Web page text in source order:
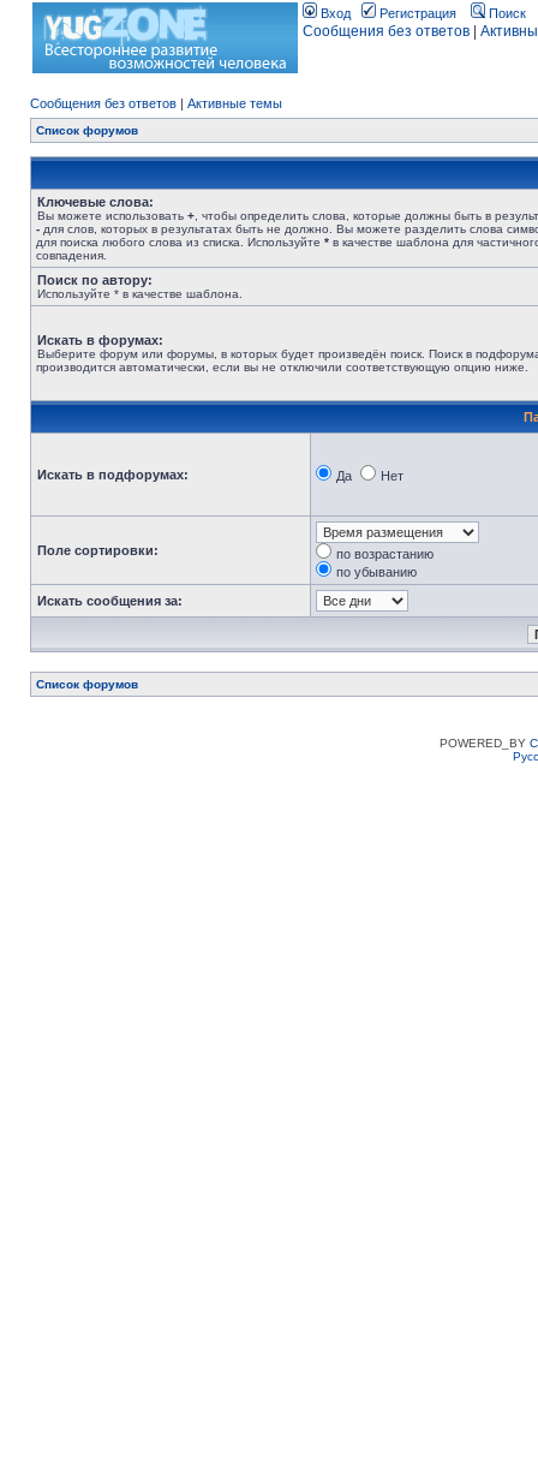
Вход Регистрация Поиск
Сообщения без ответов
Сообщения без ответов | Активные темы
Список форумов
Ключевые слова:
Вы можете использовать + , чтобы определить слова, которые должны быть в
- для слов, которых в результатах быть не должно. Вы можете разделить слова
для поиска любого слова из списка. Используйте * в качестве шаблона для
совпадения.
Поиск по автору:
Используйте * в качестве шаблона.
Искать в форумах:
Выберите форум или форумы, в которых будет произведён поиск. Поиск в
производится автоматически, если вы не отключили соответствующую опцию ниже.
Искать в подфорумах: Да Нет
Поле сортировки:
по возрастанию
по убыванию
Искать сообщения за:
Список форумов
POWERED_BY